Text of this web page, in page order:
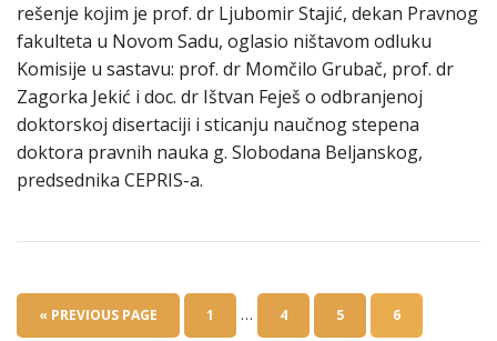
rešenje kojim je prof. dr Ljubomir Stajić, dekan Pravnog
fakulteta u Novom Sadu, oglasio ništavom odluku
Komisije u sastavu: prof. dr Momčilo Grubač, prof. dr
Zagorka Jekić i doc. dr Ištvan Feješ o odbranjenoj
doktorskoj disertaciji i sticanju naučnog stepena
doktora pravnih nauka g. Slobodana Beljanskog,
predsednika CEPRIS-a.
« PREVIOUS PAGE 1 … 4 5 6